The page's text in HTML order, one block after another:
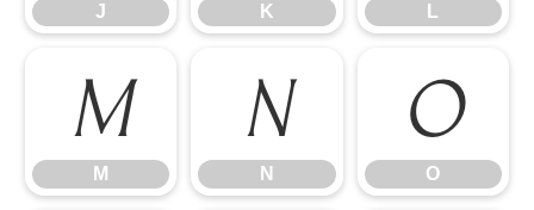
J K L
M
M
N
N
O
O